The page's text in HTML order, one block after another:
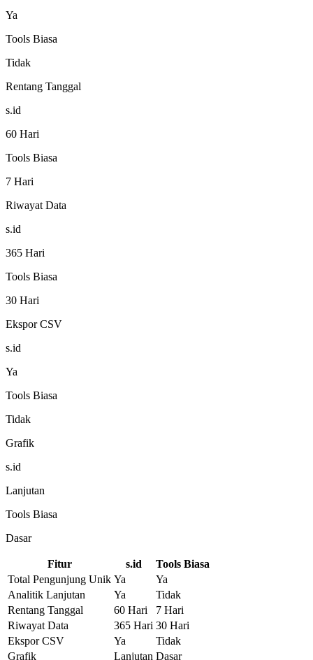
Ya
Tools Biasa
Tidak
Rentang Tanggal
s.id
60 Hari
Tools Biasa
7 Hari
Riwayat Data
s.id
365 Hari
Tools Biasa
30 Hari
Ekspor CSV
s.id
Ya
Tools Biasa
Tidak
Grafik
s.id
Lanjutan
Tools Biasa
Dasar
Fitur s.id
Tools Biasa
Total Pengunjung Unik Ya
Ya
Analitik Lanjutan
Ya
Tidak
Rentang Tanggal
60 Hari
7 Hari
Riwayat Data
365 Hari 30 Hari
Ekspor CSV
Ya
Tidak
Grafik
Lanjutan Dasar